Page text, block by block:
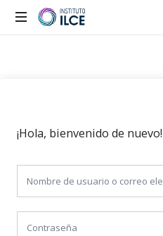
¡Hola, bienvenido de nuevo!